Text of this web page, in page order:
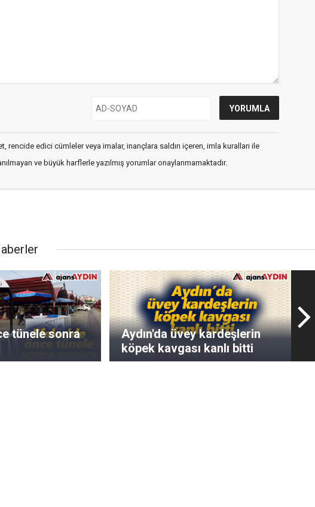
rencide edici cümleler veya imalar, inançlara saldırı içeren, imla kuralları ile
ve büyük harflerle yazılmış yorumlar onaylanmamaktadır.
tünele sonra
Aydın'da üvey kardeşlerin
köpek kavgası kanlı bitti